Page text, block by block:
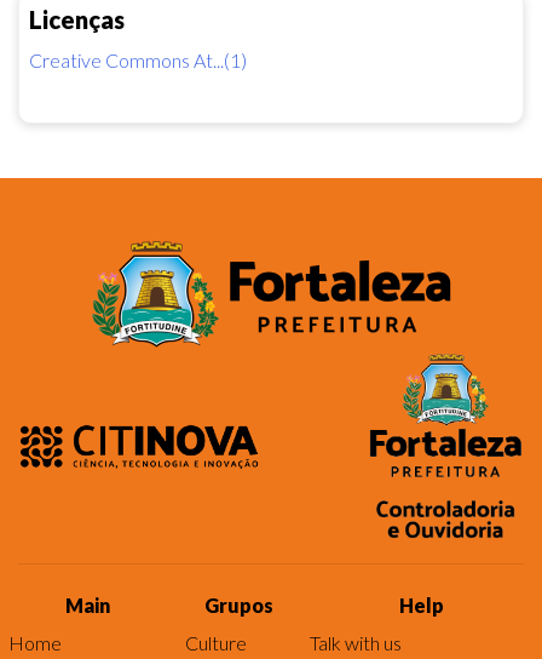
Licenças
Creative Commons At...(1)
Main
Home
Grupos
Culture
Help
Talk with us